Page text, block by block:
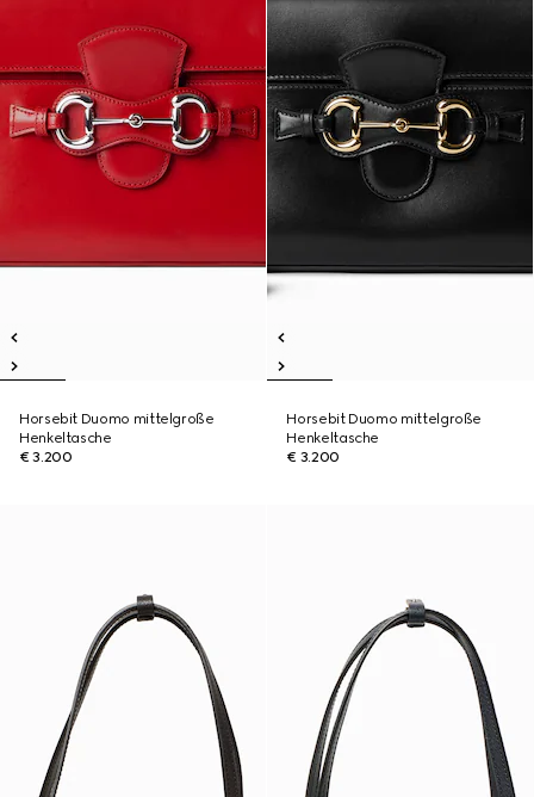
Horsebit Duomo mittelgroße
Henkeltasche
€ 3.200
Horsebit Duomo mittelgroße
Henkeltasche
€ 3.200